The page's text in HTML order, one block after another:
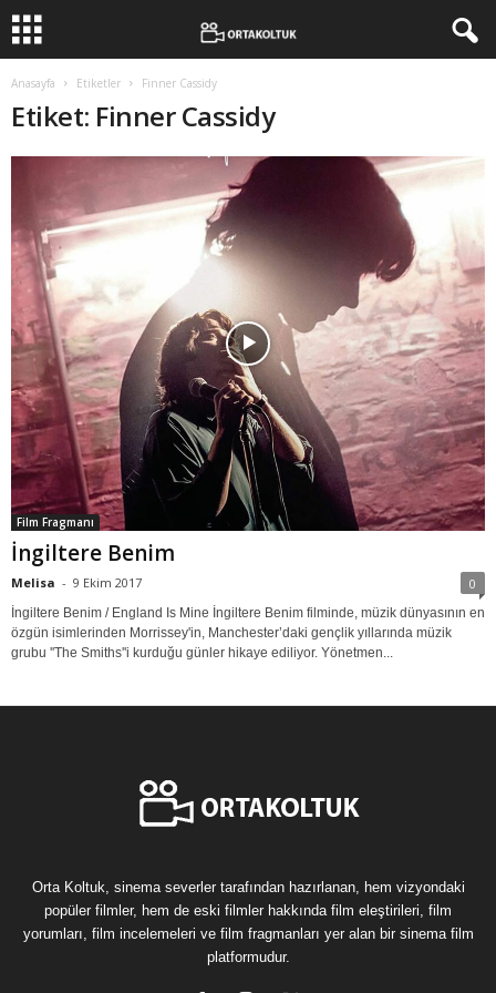
Anasayfa Etiketler Finner Cassidy
Etiket: Finner Cassidy
Film Fragmanı
İngiltere Benim
Melisa - 9 Ekim 2017 0
İngiltere Benim / England Is Mine İngiltere Benim filminde, müzik dünyasının en
özgün isimlerinden Morrissey'in, Manchester’daki gençlik yıllarında müzik
grubu ''The Smiths''i kurduğu günler hikaye ediliyor. Yönetmen...
Orta Koltuk, sinema severler tarafından hazırlanan, hem vizyondaki
popüler filmler, hem de eski filmler hakkında film eleştirileri, film
yorumları, film incelemeleri ve film fragmanları yer alan bir sinema film
platformudur.